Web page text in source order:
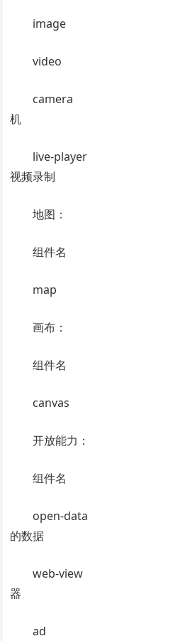
image
video
camera
机
live-
视频录制
地图：
组件名
map
画布：
组件名
canvas
开放能力：
组件名
open-data 展
的数据
web-view 承
器
ad